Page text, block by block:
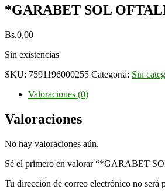
*GARABET SOL
Bs.0,00
Sin existencias
SKU: 7591196000255 Categoría: Sin
Valoraciones (0)
Valoraciones
No hay valoraciones aún.
Sé el primero en valorar “*GARABET
Tu dirección de correo electrónico no será